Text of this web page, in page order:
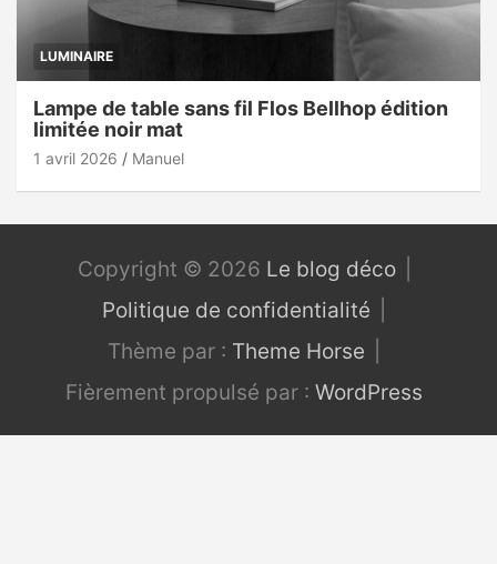
LUMINAIRE
Lampe de table sans fil Flos Bellhop édition
limitée noir mat
1 avril 2026 Manuel
Copyright © 2026 Le blog déco
Politique de confidentialité
Thème par : Theme Horse
Fièrement propulsé par : WordPress